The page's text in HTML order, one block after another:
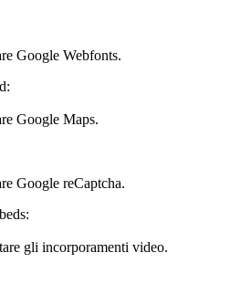
Google Webfonts.
Google Maps.
Google reCaptcha.
gli incorporamenti video.